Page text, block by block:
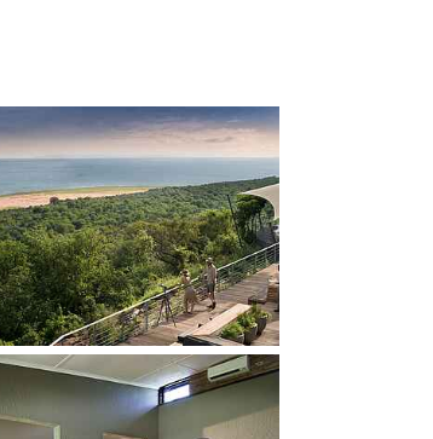
larger version
larger version